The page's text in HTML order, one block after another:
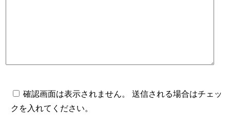
確認画面は表示されません。 送信される場合はチェッ
クを入れてください。